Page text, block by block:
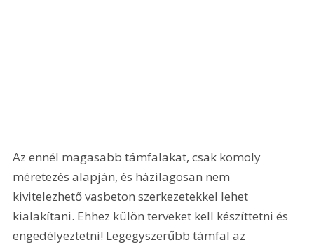
Az ennél magasabb támfalakat, csak komoly
méretezés alapján, és házilagosan nem
kivitelezhető vasbeton szerkezetekkel lehet
kialakítani. Ehhez külön terveket kell készíttetni és
engedélyeztetni! Legegyszerűbb támfal az